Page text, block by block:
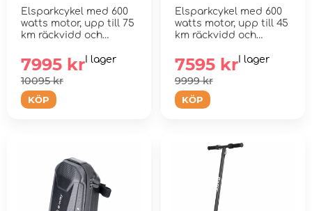
Elsparkcykel med 600
watts motor, upp till 75
km räckvidd och
KÖP
10095 kr
7995 kr I lager
Elsparkcykel med 600
watts motor, upp till 45
km räckvidd och
KÖP
9999 kr
7595 krI lager